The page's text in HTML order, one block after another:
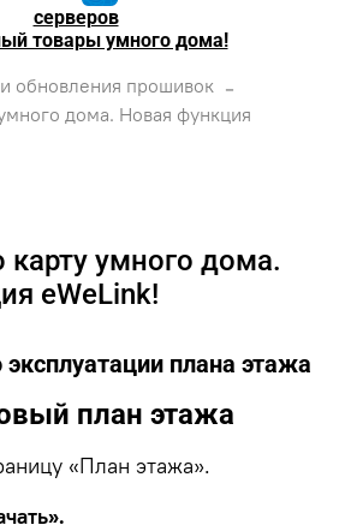
серверов
товары умного дома!
обновления прошивок
дома. Новая функция
умного дома.
eWeLink!
плана этажа
план этажа
«План этажа».